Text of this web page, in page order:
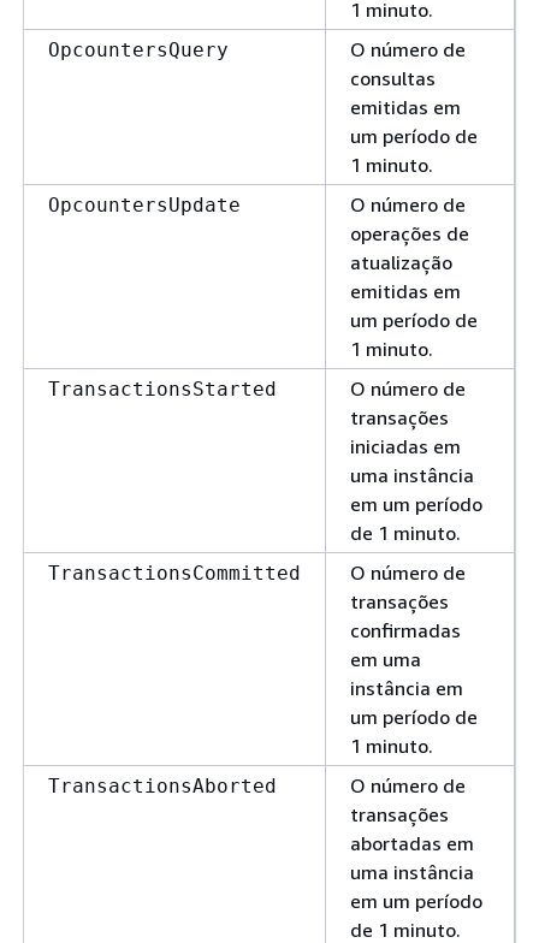
1 minuto.
OpcountersQuery
O número de
consultas
emitidas em
um período de
1 minuto.
OpcountersUpdate
O número de
operações de
atualização
emitidas em
um período de
1 minuto.
TransactionsStarted
O número de
transações
iniciadas em
uma instância
em um período
de 1 minuto.
TransactionsCommitted
O número de
transações
confirmadas
em uma
instância em
um período de
1 minuto.
TransactionsAborted
O número de
transações
abortadas em
uma instância
em um período
de 1 minuto.